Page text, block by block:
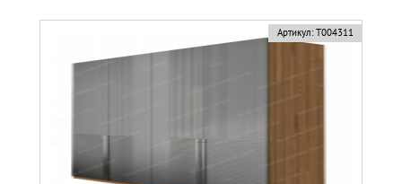
Артикул: Т004311